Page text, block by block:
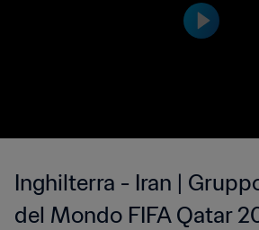
Inghilterra - Iran |
del Mondo FIFA Qatar